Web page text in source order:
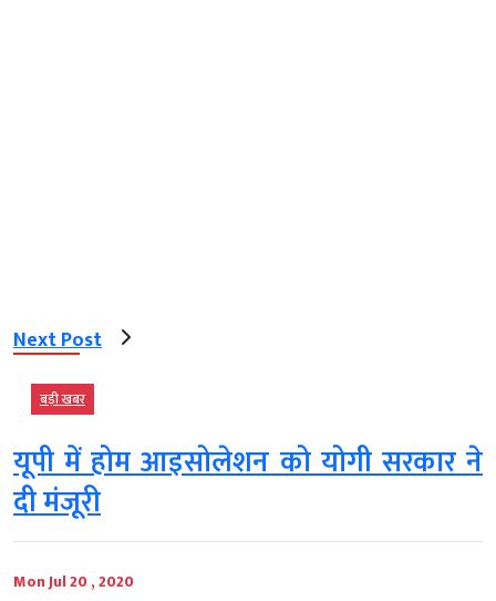
Next Post
बड़ी खबर
यूपी में होम आइसोलेशन को योगी सरकार ने
दी मंजूरी
Mon Jul 20 , 2020